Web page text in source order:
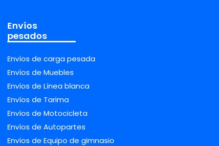
Envíos
pesados
Envíos de carga pesada
Envíos de Muebles
Envíos de Línea blanca
Envíos de Tarima
Envíos de Motocicleta
Envíos de Autopartes
Envíos de Equipo de gimnasio